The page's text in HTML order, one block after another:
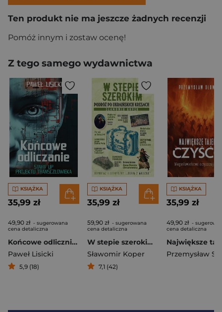
Ten produkt nie ma jeszcze żadnych recenzji
Pomóż innym i zostaw ocenę!
Z tego samego wydawnictwa
KSIĄŻKA
35,99 zł
49,90 zł - sugerowana
cena detaliczna
Końcowe odlicznie. Start up projektu transczłowieka
Paweł Lisicki
5,9 (18)
KSIĄŻKA
35,99 zł
59,90 zł - sugerowana
cena detaliczna
W stepie szerokim Podróż po ukraińskich Kresach
Sławomir Koper
7,1 (42)
KSIĄŻKA
35,99 zł
49,90 zł -
cena detaliczna